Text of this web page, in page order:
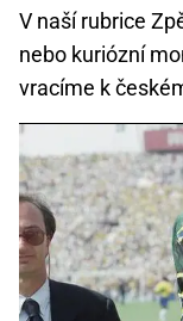
V naší rubrice
nebo kuriózní
vracíme k